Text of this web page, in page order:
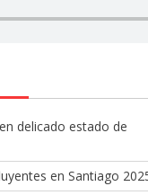
delicado estado de
en Santiago